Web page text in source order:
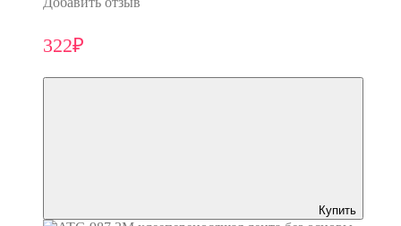
322₽
Купить